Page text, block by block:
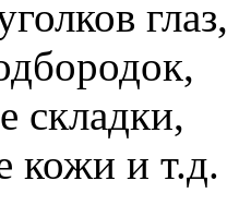
глаз,
складки,
кожи и т.д.